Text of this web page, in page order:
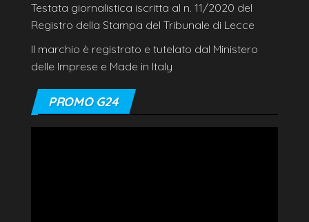
Testata giornalistica iscritta al n. 11/2020 del
Registro della Stampa del Tribunale di Lecce
Il marchio è registrato e tutelato dal Ministero
delle Imprese e Made in Italy
PROMO G24